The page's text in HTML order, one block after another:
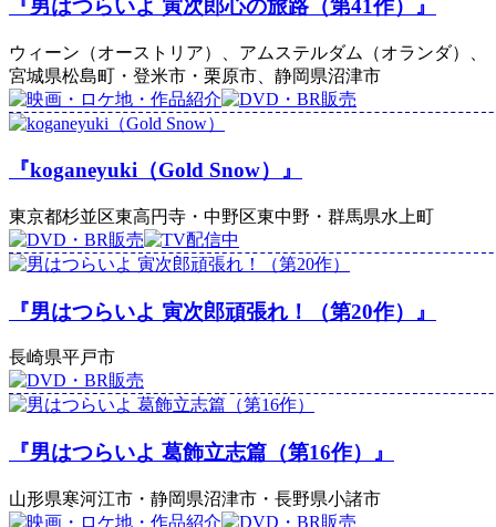
『男はつらいよ 寅次郎心の旅路（第41作）』
ウィーン（オーストリア）、アムステルダム（オランダ）、
宮城県松島町・登米市・栗原市、静岡県沼津市
『koganeyuki（Gold Snow）』
東京都杉並区東高円寺・中野区東中野・群馬県水上町
『男はつらいよ 寅次郎頑張れ！（第20作）』
長崎県平戸市
『男はつらいよ 葛飾立志篇（第16作）』
山形県寒河江市・静岡県沼津市・長野県小諸市